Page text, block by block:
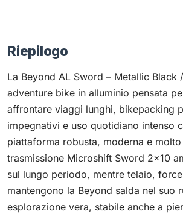
Riepilogo
La Beyond AL Sword – Metallic Black
adventure bike in alluminio pensata
affrontare viaggi lunghi, bikepacking
impegnativi e uso quotidiano intenso
piattaforma robusta, moderna e
trasmissione Microshift Sword 2×10
sul lungo periodo, mentre telaio,
mantengono la Beyond salda nel suo
esplorazione vera, stabile anche a